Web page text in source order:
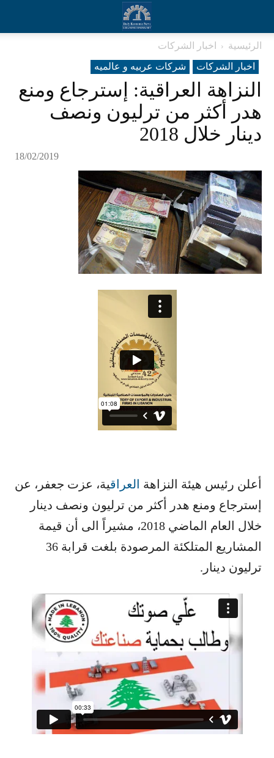
الرئيسية
اخبار الشركات
اخبار الشركات
شرکات عربیه و عالمیه
النزاهة العراقية: إسترجاع ومنع
هدر أكثر من ترليون ونصف
دينار خلال 2018
18/02/2019
أعلن رئيس هيئة النزاهة ​ العراق​ية، عزت جعفر، عن
إسترجاع ومنع هدر أكثر من ترليون ونصف دينار
خلال العام الماضي 2018، مشيراً الى أن قيمة
المشاريع المتلكئة المرصودة بلغت قرابة 36
ترليون دينار.